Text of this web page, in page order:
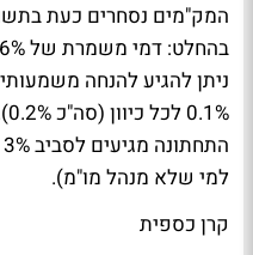
ניתן להגיע להנחה
למי שלא מנהל מו"מ).
קרן כספית